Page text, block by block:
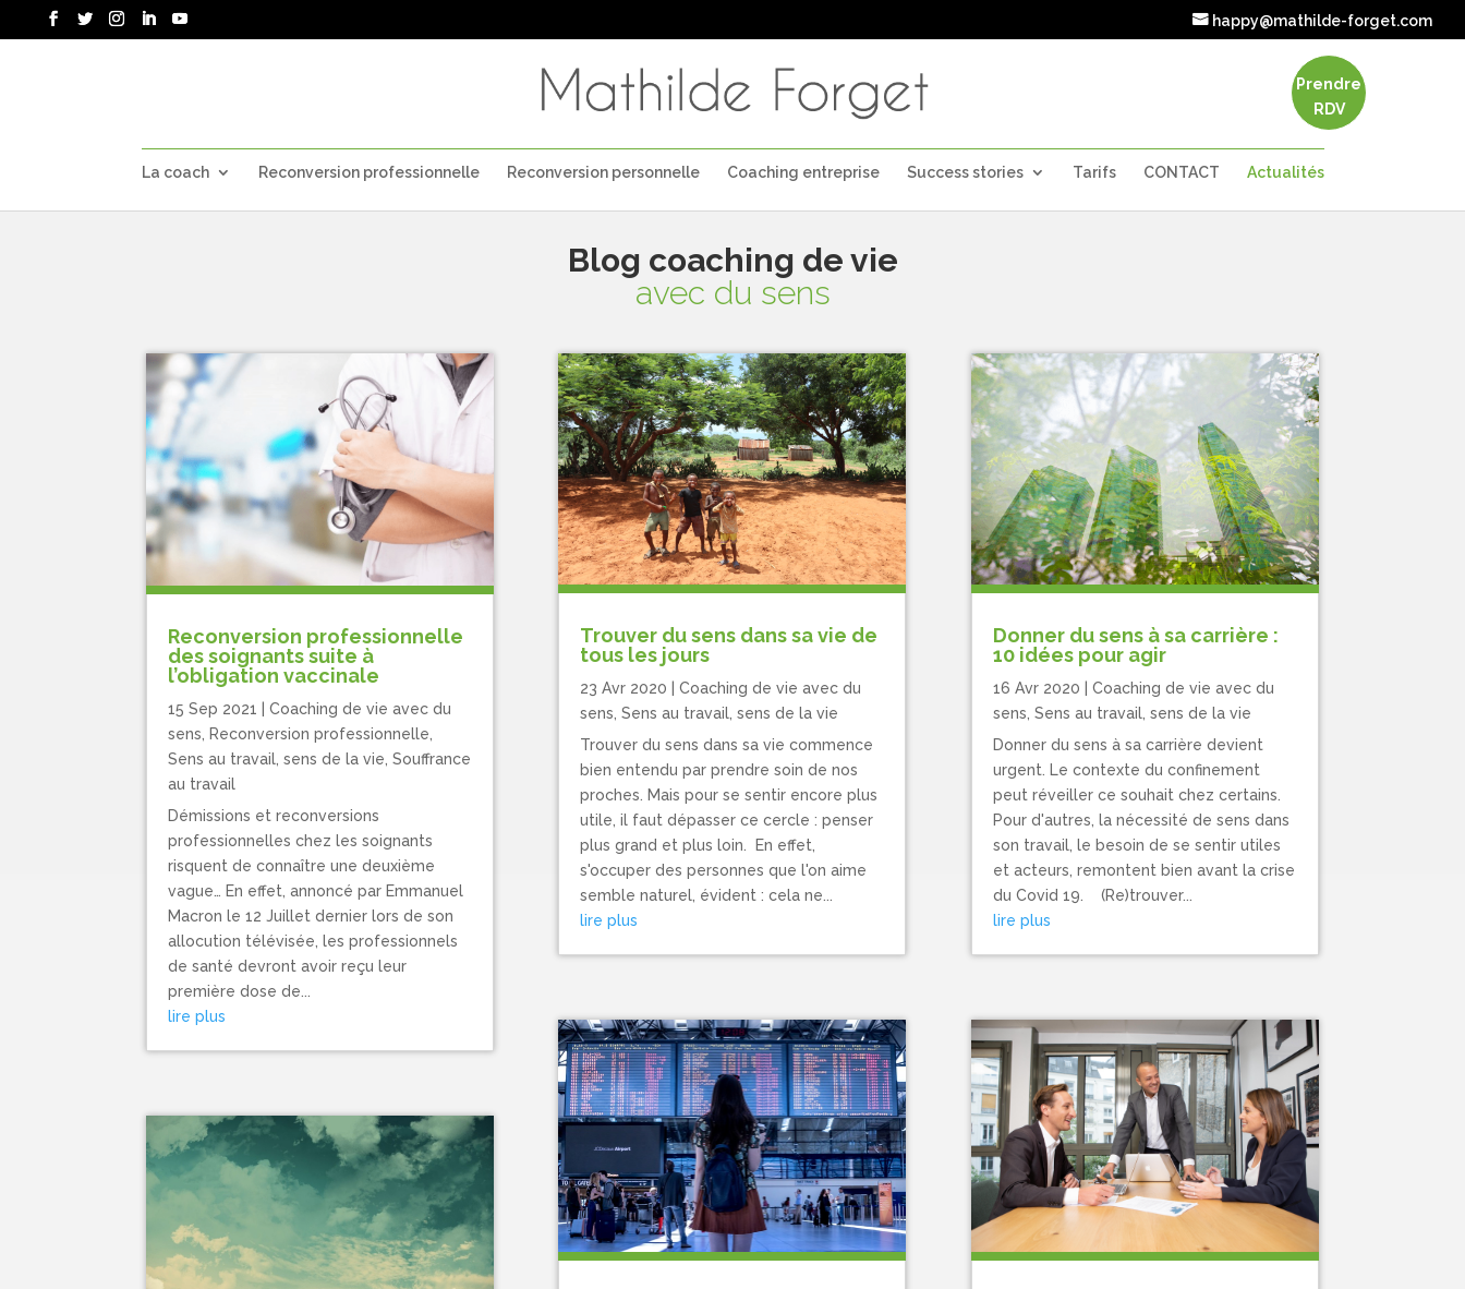
happy@mathilde-forget.com
La coach Reconversion professionnelle Reconversion personnelle Coaching entreprise Success stories Tarifs CONTACT Actualités
Blog coaching de vie
avec du sens
Reconversion professionnelle
des soignants suite à
l’obligation vaccinale
15 Sep 2021 |Coaching de vie avec du
sens ,Reconversion professionnelle
Sens au travail, sens de la vie ,Souffrance
au travail
Démissions et reconversions
professionnelles chez les soignants
risquent de connaître une deuxième
vague… En effet, annoncé par Emmanuel
Macron le 12 Juillet dernier lors de son
allocution télévisée, les professionnels
de santé devront avoir reçu leur
première dose de...
lire plus
Trouver du sens dans sa vie de
tous les jours
23 Avr 2020 |Coaching de vie avec du
sens ,Sens au travail, sens de la vie
Trouver du sens dans sa vie commence
bien entendu par prendre soin de nos
proches. Mais pour se sentir encore plus
utile, il faut dépasser ce cercle : penser
plus grand et plus loin. En effet,
s'occuper des personnes que l'on aime
semble naturel, évident : cela ne...
lire plus
Donner du sens à sa carrière :
10 idées pour agir
16 Avr 2020
Coaching de vie avec du
sens Sens au travail, sens de la vie
Donner du sens à sa carrière devient
urgent. Le contexte du confinement
peut réveiller ce souhait chez certains.
Pour d'autres, la nécessité de sens dans
son travail, le besoin de se sentir utiles
et acteurs, remontent bien avant la crise
du Covid 19. (Re)trouver...
lire plus
Prendre
RDV